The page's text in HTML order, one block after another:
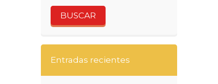
Entradas recientes